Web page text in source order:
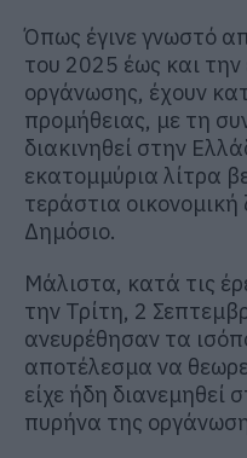
Όπως έγινε γνωστό
του 2025 έως και
οργάνωσης, έχουν
προμήθειας, με τη
διακινηθεί στην
εκατομμύρια λίτρα
τεράστια
Δημόσιο.
Μάλιστα, κατά τις
την Τρίτη, 2
ανευρέθησαν τα
αποτέλεσμα να
είχε ήδη διανεμηθεί
πυρήνα της